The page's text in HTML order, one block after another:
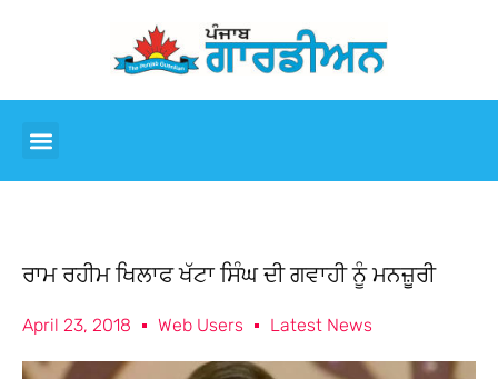
ਰਾਮ ਰਹੀਮ ਖਿਲਾਫ ਖੱਟਾ ਸਿੰਘ ਦੀ ਗਵਾਹੀ ਨੂੰ ਮਨਜ਼ੂਰੀ
April 23, 2018 Web Users Latest News